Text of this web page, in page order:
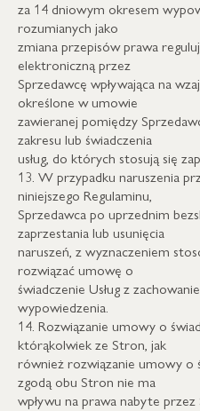
za 14 dniowym okresem
rozumianych jako
zmiana przepisów prawa
elektroniczną przez
Sprzedawcę wpływająca na
określone w umowie
zawieranej pomiędzy
zakresu lub świadczenia
usług, do których stosują się
13. W przypadku naruszenia
niniejszego Regulaminu,
Sprzedawca po uprzednim
zaprzestania lub usunięcia
naruszeń, z wyznaczeniem
rozwiązać umowę o
świadczenie Usług z
wypowiedzenia.
14. Rozwiązanie umowy o
którąkolwiek ze Stron, jak
również rozwiązanie umowy o
zgodą obu Stron nie ma
wpływu na prawa nabyte